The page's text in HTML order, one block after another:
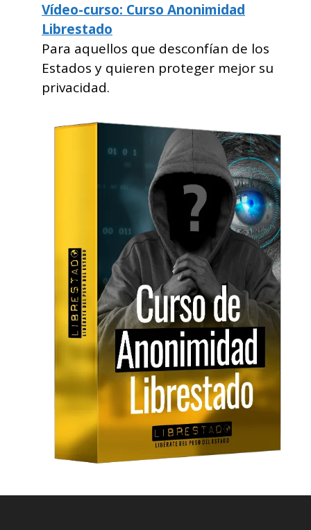
Vídeo-curso: Curso Anonimidad
Librestado
Para aquellos que desconfían de los
Estados y quieren proteger mejor su
privacidad.